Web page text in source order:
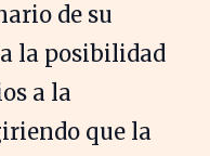
de su
la posibilidad
a la
que la